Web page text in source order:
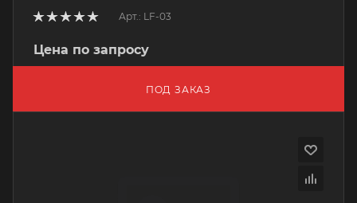
Арт.: LF-03
Цена по запросу
ПОД ЗАКАЗ